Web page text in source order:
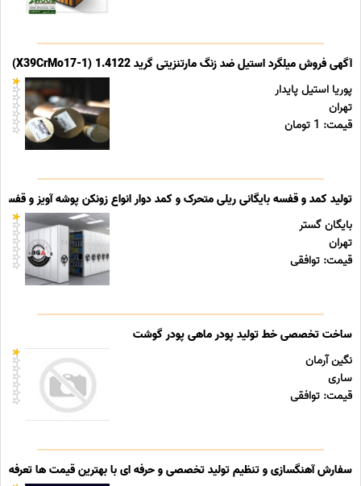
آگهی فروش میلگرد استیل ضد زنگ مارتنزیتی گرید 1.4122 (X39CrMo17-1)
پوریا استیل پایدار
تهران
قیمت: 1 تومان
تولید کمد و قفسه بایگانی ریلی متحرک و کمد دوار انواع زونکن پوشه آویز و قفسه
بایگان گستر
تهران
قیمت: توافقی
ساخت تخصصی خط تولید پودر ماهی پودر گوشت
نگین آرمان
ساری
قیمت: توافقی
سفارش آهنگسازی و تنظیم تولید تخصصی و حرفه ای با بهترین قیمت ها تعرفه